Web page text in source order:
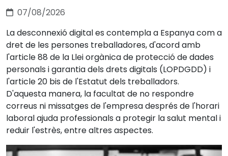
07/08/2026
La desconnexió digital es contempla a Espanya com a
dret de les persones treballadores, d'acord amb
l'article 88 de la Llei orgànica de protecció de dades
personals i garantia dels drets digitals (LOPDGDD) i
l'article 20 bis de l'Estatut dels treballadors.
D'aquesta manera, la facultat de no respondre
correus ni missatges de l'empresa després de l'horari
laboral ajuda professionals a protegir la salut mental i
reduir l'estrès, entre altres aspectes.